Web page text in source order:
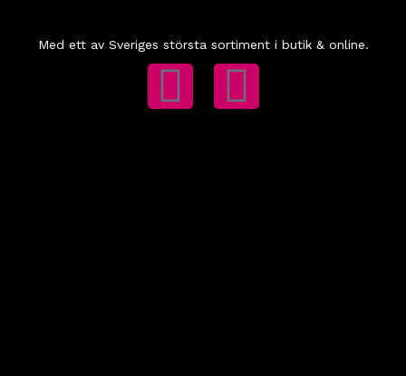
Med ett av Sveriges största sortiment i butik & online.